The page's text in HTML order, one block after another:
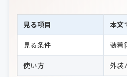
見る項目 本文
見る条件 装着
使い方 外装